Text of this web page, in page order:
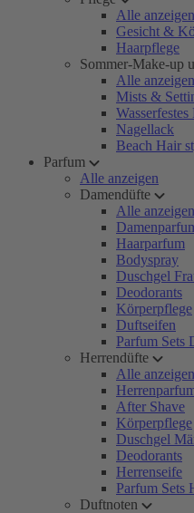
Alle anzeigen
Gesicht &
Haarpflege
Sommer-Make-up
Alle anzeigen
Mists &
Nagellack
Beach Hair
Parfum
Alle anzeigen
Damendüfte
Alle anzeigen
Haarparfum
Bodyspray
Duschgel
Deodorants
Körperpflege
Duftseifen
Parfum Sets
Herrendüfte
Alle anzeigen
After Shave
Körperpflege
Duschgel
Deodorants
Herrenseife
Parfum Sets
Duftnoten